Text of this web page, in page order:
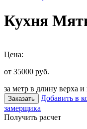
Кухня
Цена:
от 35000 руб.
за метр в длину верха и
Заказать Добавить в
замерщика
Получить расчет